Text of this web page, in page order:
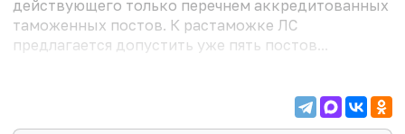
действующего только перечнем аккредитованных
таможенных постов. К растаможке ЛС
предлагается допустить уже пять постов...